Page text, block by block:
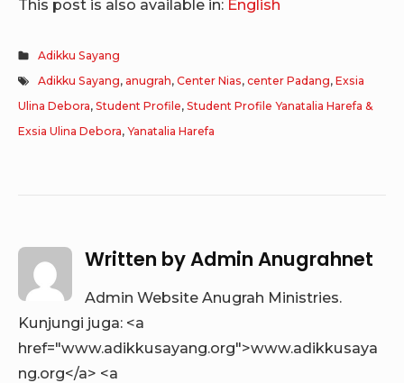
This post is also available in: English
Adikku Sayang
Adikku Sayang, anugrah,Center Nias,center Padang,Exsia
Ulina Debora, Student Profile, Student Profile Yanatalia Harefa &
Exsia Ulina Debora, Yanatalia Harefa
Written byAdmin Anugrahnet
Admin Website Anugrah Ministries.
Kunjungi juga: <a
href="www.adikkusayang.org">www.adikkusaya
ng.org</a> <a